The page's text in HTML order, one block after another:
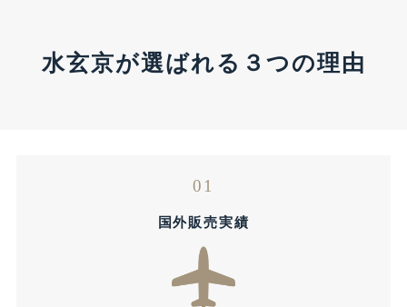
水玄京が選ばれる３つの理由
01
国外販売実績